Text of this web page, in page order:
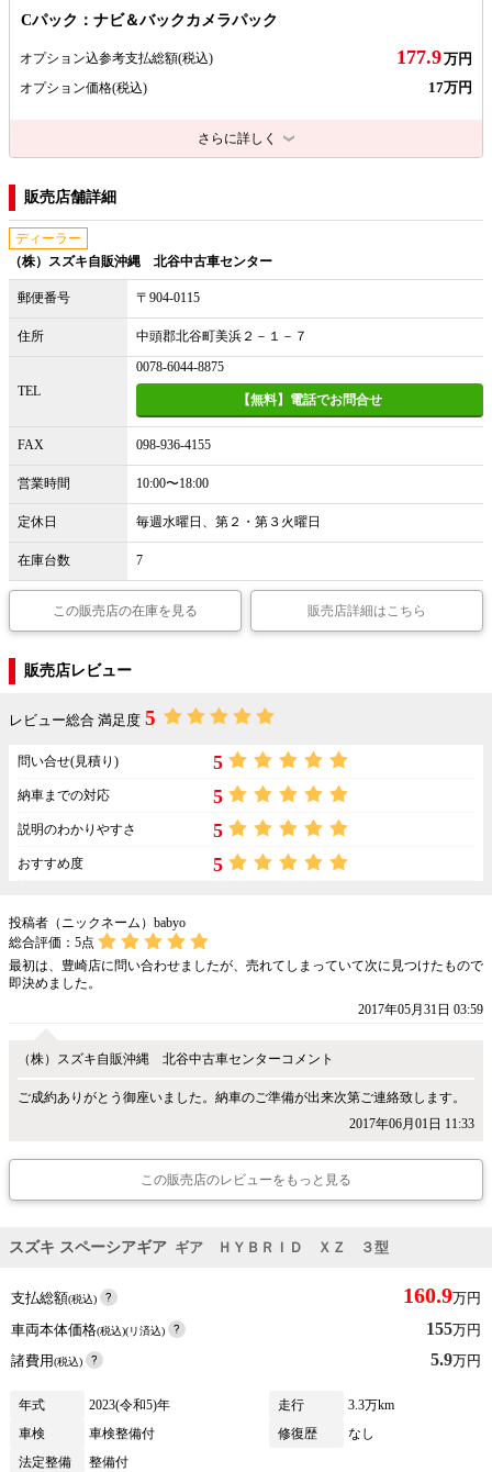
Cパック：ナビ＆バックカメラパック
オプション込参考支払総額(税込) 177.9万円
オプション価格(税込) 17万円
さらに詳しく
販売店舗詳細
ディーラー
（株）スズキ自販沖縄 北谷中古車センター
郵便番号 〒904-0115
住所 中頭郡北谷町美浜２－１－７
TEL
0078-6044-8875
【無料】電話でお問合せ
FAX 098-936-4155
営業時間 10:00〜18:00
定休日 毎週水曜日、第２・第３火曜日
在庫台数 7
この販売店の在庫を見る 販売店詳細はこちら
販売店レビュー
レビュー総合 満足度 5
問い合せ(見積り) 5
納車までの対応 5
説明のわかりやすさ 5
おすすめ度 5
投稿者（ニックネーム）babyo
総合評価： 5点
最初は、豊崎店に問い合わせましたが、売れてしまっていて次に見つけたもので
即決めました。
2017年05月31日 03:59
（株）スズキ自販沖縄 北谷中古車センターコメント
ご成約ありがとう御座いました。納車のご準備が出来次第ご連絡致します。
2017年06月01日 11:33
この販売店のレビューをもっと見る
スズキ スペーシアギア ギア ＨＹＢＲＩＤ ＸＺ ３型
支払総額(税込) 160.9万円
車両本体価格(税込)(リ済込) 155万円
諸費用(税込) 5.9万円
年式 2023(令和5)年 走行
3.3万km
車検
車検整備付 修復歴
なし
法定整備
整備付